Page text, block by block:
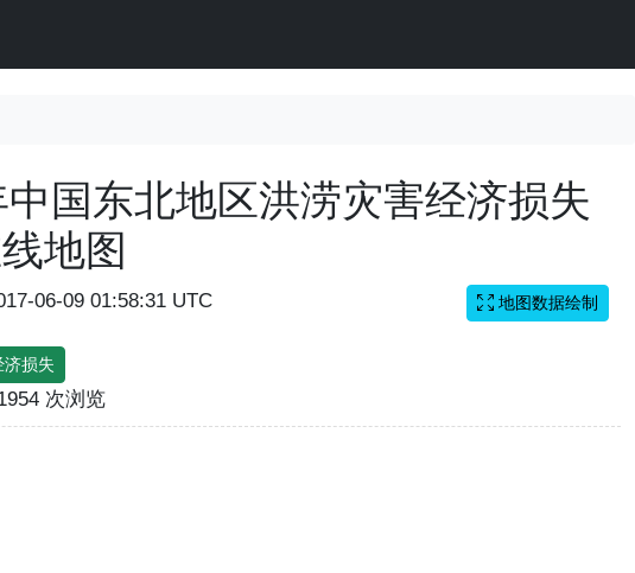
中国东北地区洪涝灾害经济损失
地图
06-09 01:58:31 UTC
济损失
次浏览
地图数据绘制